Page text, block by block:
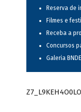
Reserva de
Filmes e
Receba a
Concursos
Galeria